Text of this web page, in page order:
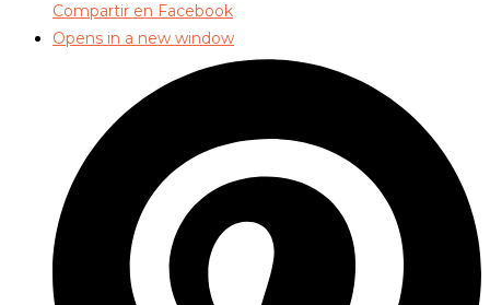
Compartir en Facebook
Opens in a new window